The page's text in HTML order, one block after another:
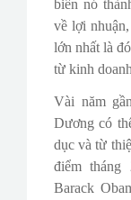
biến nó
về lợi
lớn nhất là
từ kinh
Vài năm
Dương có
dục và từ
điểm tháng
Barack